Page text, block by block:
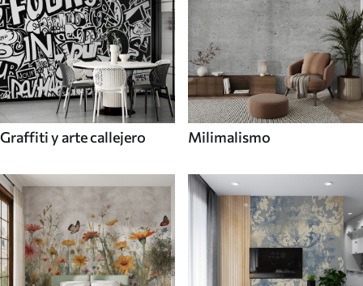
Graffiti y arte callejero Milimalismo